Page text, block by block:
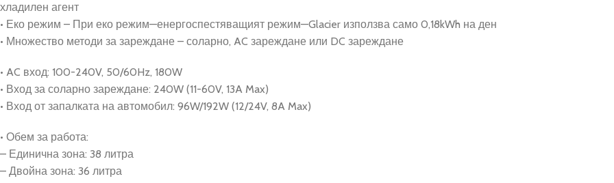
хладилен агент
• Еко режим – При еко режим—енергоспестяващият режим—Glacier използва само 0,18kWh на ден
• Множество методи за зареждане – соларно, AC зареждане или DC зареждане
• AC вход: 100-240V, 50/60Hz, 180W
• Вход за соларно зареждане: 240W (11-60V, 13A Max)
• Вход от запалката на автомобил: 96W/192W (12/24V, 8A Max)
• Обем за работа:
– Единична зона: 38 литра
– Двойна зона: 36 литра